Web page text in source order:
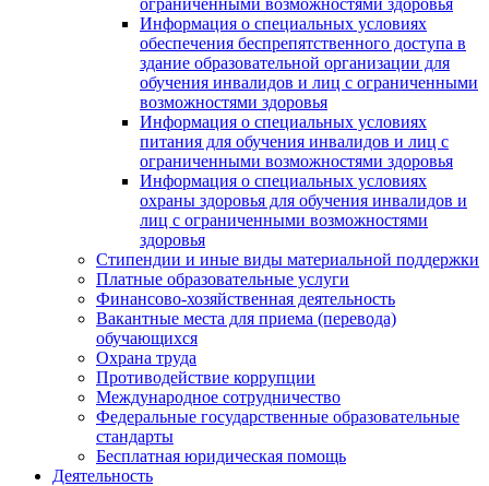
ограниченными возможностями здоровья
Информация о специальных условиях
обеспечения беспрепятственного доступа в
здание образовательной организации для
обучения инвалидов и лиц с ограниченными
возможностями здоровья
Информация о специальных условиях
питания для обучения инвалидов и лиц с
ограниченными возможностями здоровья
Информация о специальных условиях
охраны здоровья для обучения инвалидов и
лиц с ограниченными возможностями
здоровья
Стипендии и иные виды материальной поддержки
Платные образовательные услуги
Финансово-хозяйственная деятельность
Вакантные места для приема (перевода)
обучающихся
Охрана труда
Противодействие коррупции
Международное сотрудничество
Федеральные государственные образовательные
стандарты
Бесплатная юридическая помощь
Деятельность